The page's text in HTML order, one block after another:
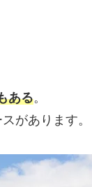
ある。
があります。